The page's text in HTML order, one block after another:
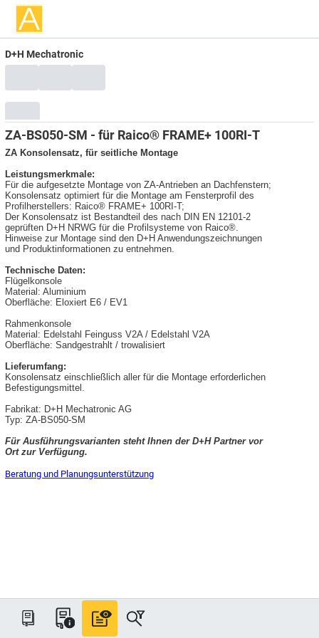
D+H Mechatronic
ZA-BS050-SM - für Raico® FRAME+ 100RI-T
ZA Konsolensatz, für seitliche Montage
Leistungsmerkmale:
Für die aufgesetzte Montage von ZA-Antrieben an Dachfenstern;
Konsolensatz optimiert für die Montage am Fensterprofil des
Profilherstellers: Raico® FRAME+ 100RI-T;
Der Konsolensatz ist Bestandteil des nach DIN EN 12101-2
geprüften D+H NRWG für die Profilsysteme von Raico®.
Hinweise zur Montage sind den D+H Anwendungszeichnungen
und Produktinformationen zu entnehmen.
Technische Daten:
Flügelkonsole
Material: Aluminium
Oberfläche: Eloxiert E6 / EV1
Rahmenkonsole
Material: Edelstahl Feinguss V2A / Edelstahl V2A
Oberfläche: Sandgestrahlt / trowalisiert
Lieferumfang:
Konsolensatz einschließlich aller für die Montage erforderlichen
Befestigungsmittel.
Fabrikat: D+H Mechatronic AG
Typ: ZA-BS050-SM
Für Ausführungsvarianten steht Ihnen der D+H Partner vor
Ort zur Verfügung.
Beratung und Planungsunterstützung